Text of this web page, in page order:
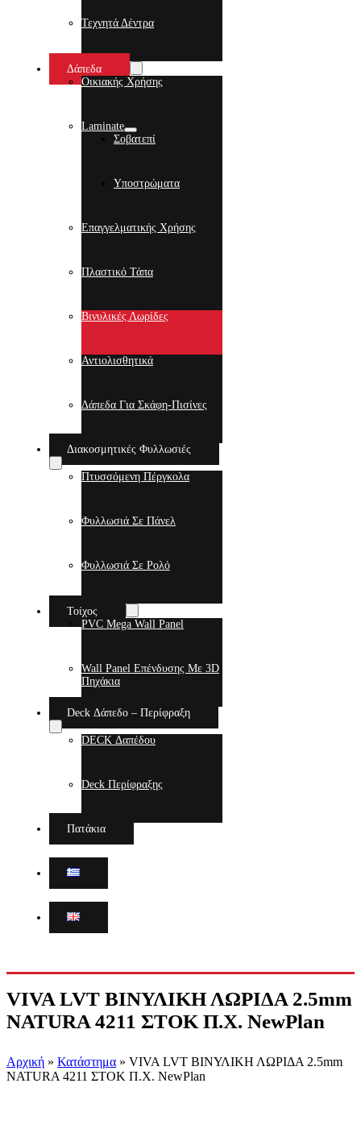
Τεχνητά Δέντρα
Δάπεδα
Οικιακής Χρήσης
Laminate
Σοβατεπί
Υποστρώματα
Επαγγελματικής Χρήσης
Πλαστικό Τάπα
Βινυλικές Λωρίδες
Αντιολισθητικά
Δάπεδα Για Σκάφη-Πισίνες
Διακοσμητικές Φυλλωσιές
Πτυσσόμενη Πέργκολα
Φυλλωσιά Σε Πάνελ
Φυλλωσιά Σε Ρολό
Τοίχος
PVC Mega Wall Panel
Wall Panel Επένδυσης Με 3D
Πηχάκια
Deck Δάπεδο – Περίφραξη
DECK Δαπέδου
Deck Περίφραξης
Πατάκια
VIVA LVT ΒΙΝΥΛΙΚΗ ΛΩΡΙΔΑ 2.5mm
NATURA 4211 ΣΤΟΚ Π.Χ. NewPlan
Αρχική » Κατάστημα » VIVA LVT ΒΙΝΥΛΙΚΗ ΛΩΡΙΔΑ 2.5mm
NATURA 4211 ΣΤΟΚ Π.Χ. NewPlan